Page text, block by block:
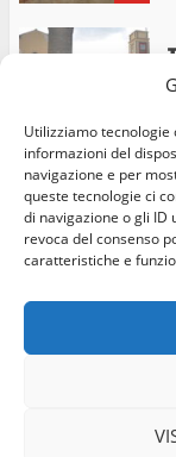
Utilizziamo
informazioni del
navigazione e per
queste tecnologie ci
di navigazione o gli ID
revoca del consenso
caratteristiche e
6
7
Home
© Occhio